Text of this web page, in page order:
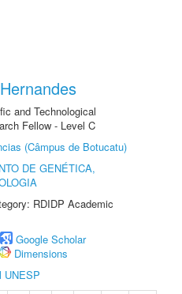
and Technological
Fellow - Level C
(Câmpus de Botucatu)
DE GENÉTICA,
RDIDP Academic
Google Scholar
Dimensions
UNESP